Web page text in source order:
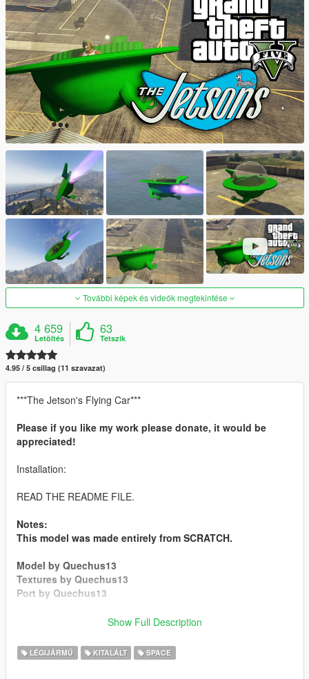
További képek és videók megtekintése
4 659
Letöltés
63
Tetszik
4.95 / 5 csillag (11 szavazat)
***The Jetson's Flying Car***
Please if you like my work please donate, it would be
appreciated!
Installation:
READ THE README FILE.
Notes:
This model was made entirely from SCRATCH.
Model by Quechus13
Textures by Quechus13
Port by Quechus13
www.youtube.com/quechus13
Please if you like my work please donate, it would be
Show Full Description
LÉGIJÁRMŰ KITALÁLT SPACE